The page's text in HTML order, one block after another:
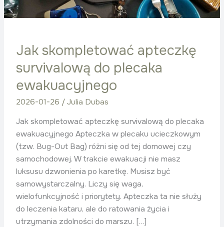
Jak skompletować apteczkę
survivalową do plecaka
ewakuacyjnego
2026-01-26 / Julia Dubas
Jak skompletować apteczkę survivalową do plecaka
ewakuacyjnego Apteczka w plecaku ucieczkowym
(tzw. Bug-Out Bag) różni się od tej domowej czy
samochodowej. W trakcie ewakuacji nie masz
luksusu dzwonienia po karetkę. Musisz być
samowystarczalny. Liczy się waga,
wielofunkcyjność i priorytety. Apteczka ta nie służy
do leczenia kataru, ale do ratowania życia i
utrzymania zdolności do marszu. […]